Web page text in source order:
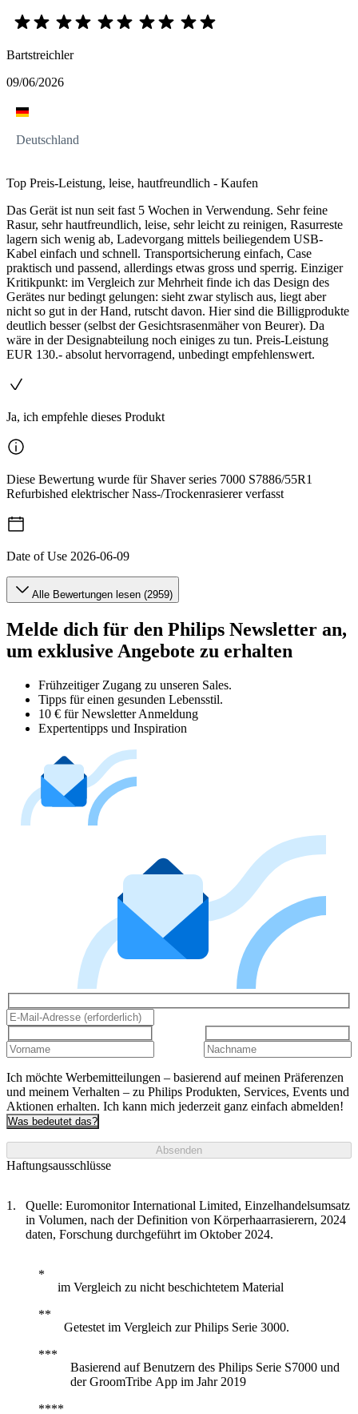
Bartstreichler
09/06/2026
Deutschland
Top Preis-Leistung, leise, hautfreundlich - Kaufen
Das Gerät ist nun seit fast 5 Wochen in Verwendung. Sehr feine
Rasur, sehr hautfreundlich, leise, sehr leicht zu reinigen, Rasurreste
lagern sich wenig ab, Ladevorgang mittels beiliegendem USB-
Kabel einfach und schnell. Transportsicherung einfach, Case
praktisch und passend, allerdings etwas gross und sperrig. Einziger
Kritikpunkt: im Vergleich zur Mehrheit finde ich das Design des
Gerätes nur bedingt gelungen: sieht zwar stylisch aus, liegt aber
nicht so gut in der Hand, rutscht davon. Hier sind die Billigprodukte
deutlich besser (selbst der Gesichtsrasenmäher von Beurer). Da
wäre in der Designabteilung noch einiges zu tun. Preis-Leistung
EUR 130.- absolut hervorragend, unbedingt empfehlenswert.
Ja, ich empfehle dieses Produkt
Diese Bewertung wurde für Shaver series 7000 S7886/55R1
Refurbished elektrischer Nass-/Trockenrasierer verfasst
Date of Use 2026-06-09
Alle Bewertungen lesen (2959)
Melde dich für den Philips Newsletter an,
um exklusive Angebote zu erhalten
Frühzeitiger Zugang zu unseren Sales.
Tipps für einen gesunden Lebensstil.
10 € für Newsletter Anmeldung
Expertentipps und Inspiration
Ich möchte Werbemitteilungen – basierend auf meinen Präferenzen
und meinem Verhalten – zu Philips Produkten, Services, Events und
Aktionen erhalten. Ich kann mich jederzeit ganz einfach abmelden!
Was bedeutet das?
Absenden
Haftungsausschlüsse
Quelle: Euromonitor International Limited, Einzelhandelsumsatz
in Volumen, nach der Definition von Körperhaarrasierern, 2024
daten, Forschung durchgeführt im Oktober 2024.
im Vergleich zu nicht beschichtetem Material
Getestet im Vergleich zur Philips Serie 3000.
Basierend auf Benutzern des Philips Serie S7000 und
der GroomTribe App im Jahr 2019